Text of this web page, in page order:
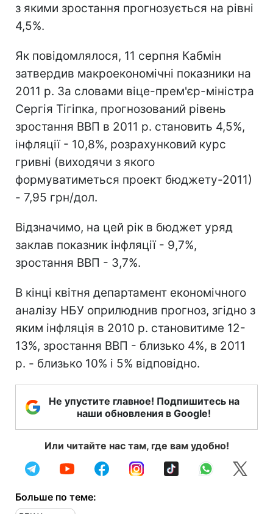
з якими зростання прогнозується на рівні
4,5%.
Як повідомлялося, 11 серпня Кабмін
затвердив макроекономічні показники на
2011 р. За словами віце-прем'єр-міністра
Сергія Тігіпка, прогнозований рівень
зростання ВВП в 2011 р. становить 4,5%,
інфляції - 10,8%, розрахунковий курс
гривні (виходячи з якого
формуватиметься проект бюджету-2011)
- 7,95 грн/дол.
Відзначимо, на цей рік в бюджет уряд
заклав показник інфляції - 9,7%,
зростання ВВП - 3,7%.
В кінці квітня департамент економічного
аналізу НБУ оприлюднив прогноз, згідно з
яким інфляція в 2010 р. становитиме 12-
13%, зростання ВВП - близько 4%, в 2011
р. - близько 10% і 5% відповідно.
Не упустите главное! Подпишитесь на
наши обновления в Google!
Или читайте нас там, где вам удобно!
Больше по теме: